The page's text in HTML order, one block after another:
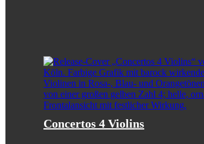
Concertos 4 Violins